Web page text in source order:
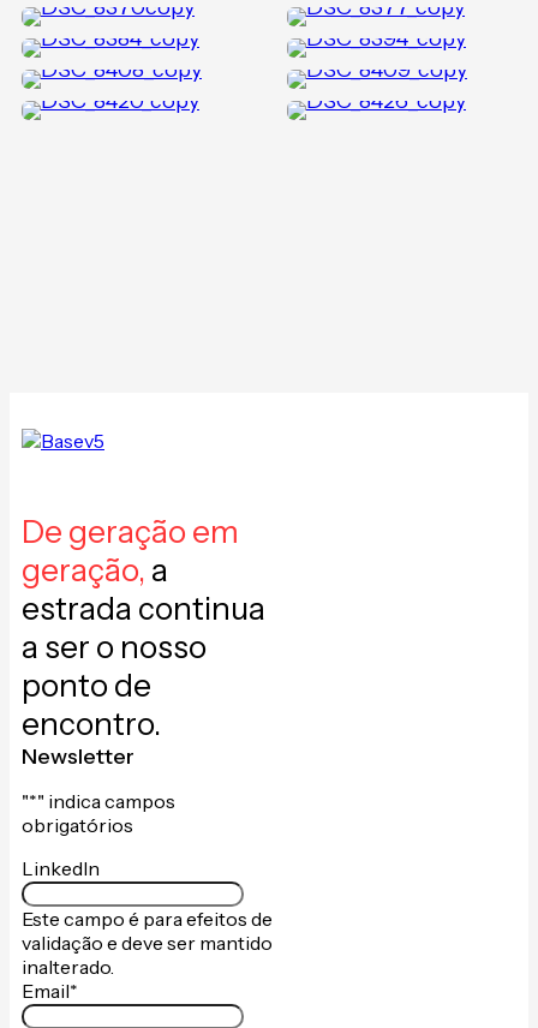
De geração em
geração, a
estrada continua
a ser o nosso
ponto de
encontro.
Newsletter
"*" indica campos
obrigatórios
LinkedIn
Este campo é para efeitos de
validação e deve ser mantido
inalterado.
Email*